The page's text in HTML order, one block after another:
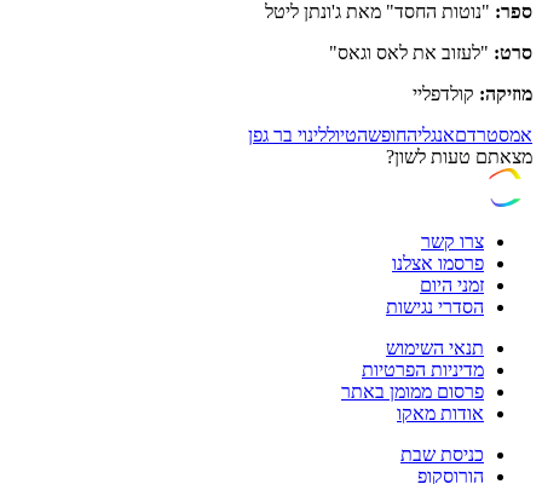
ספר: "נוטות החסד" מאת ג'ונתן ליטל
סרט: "לעזוב את לאס וגאס"
מוזיקה: קולדפליי
אמסטרדםאנגליהחופשהטיוללינוי בר גפן
מצאתם טעות לשון?
צרו קשר
פרסמו אצלנו
זמני היום
הסדרי נגישות
תנאי השימוש
מדיניות הפרטיות
פרסום ממומן באתר
אודות מאקו
כניסת שבת
הורוסקופ